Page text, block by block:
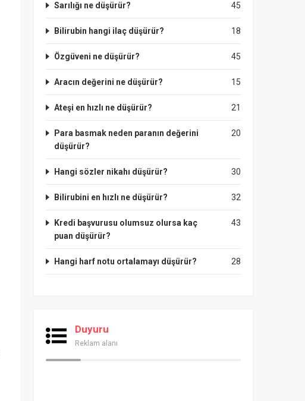
45
Sarılığı ne düşürür?
18
Bilirubin hangi ilaç düşürür?
45
Özgüveni ne düşürür?
15
Aracın değerini ne düşürür?
21
Ateşi en hızlı ne düşürür?
20
Para basmak neden paranın değerini
düşürür?
30
Hangi sözler nikahı düşürür?
32
Bilirubini en hızlı ne düşürür?
43
Kredi başvurusu olumsuz olursa kaç
puan düşürür?
28
Hangi harf notu ortalamayı düşürür?
Duyuru
Reklam alanı